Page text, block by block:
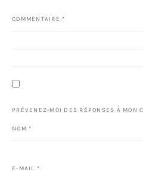
COMMENTAIRE *
PRÉVENEZ-MOI DES RÉPONSES À MON
NOM *
E-MAIL *